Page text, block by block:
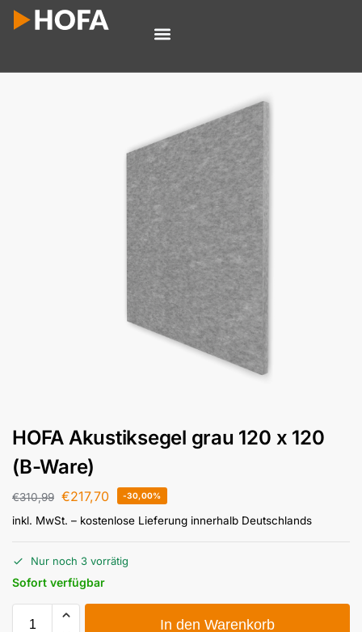
HOFA Akustiksegel grau 120 x 120
(B-Ware)
€310,99 €217,70 -30,00%
inkl. MwSt. – kostenlose Lieferung innerhalb Deutschlands
Nur noch 3 vorrätig
Sofort verfügbar
In den Warenkorb